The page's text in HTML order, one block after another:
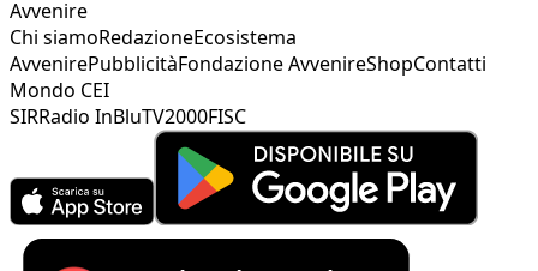
Avvenire
Chi siamoRedazioneEcosistema
AvvenirePubblicitàFondazione AvvenireShopContatti
Mondo CEI
SIRRadio InBluTV2000FISC